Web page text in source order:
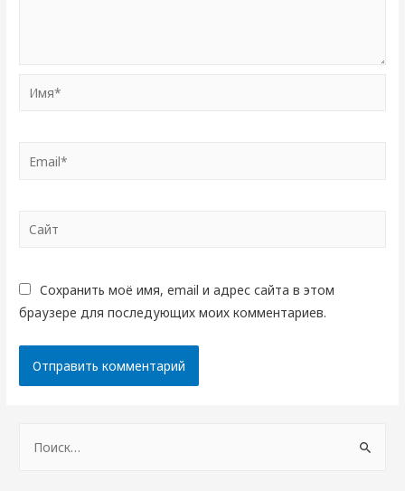
Имя*
Email*
Сайт
Сохранить моё имя, email и адрес сайта в этом
браузере для последующих моих комментариев.